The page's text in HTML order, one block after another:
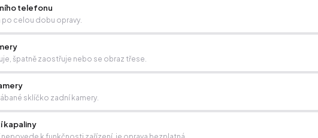
telefonu
po celou dobu opravy.
špatně zaostřuje nebo se obraz třese.
sklíčko zadní kamery.
kapaliny